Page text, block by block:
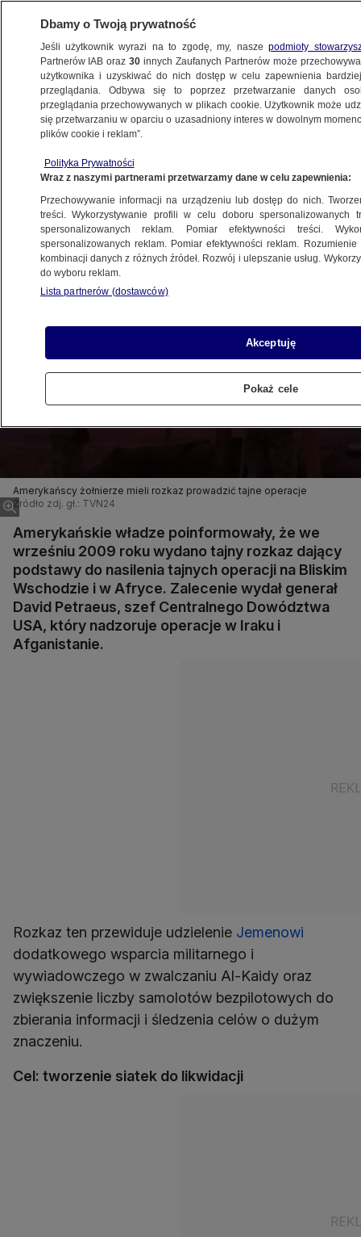
ŚWIAT
w terrorystów
25.05.2010, 12:36
Udostępnij
Amerykańscy żołnierze mieli rozkaz prowadzić tajne operacje
Źródło zdj. gł.: TVN24
Amerykańskie władze poinformowały, że we
wrześniu 2009 roku wydano tajny rozkaz dający
podstawy do nasilenia tajnych operacji na Bliskim
Wschodzie i w Afryce. Zalecenie wydał generał
David Petraeus, szef Centralnego Dowództwa
USA, który nadzoruje operacje w Iraku i
Afganistanie.
Rozkaz ten przewiduje udzielenie Jemenowi
dodatkowego wsparcia militarnego i
wywiadowczego w zwalczaniu Al-Kaidy oraz
zwiększenie liczby samolotów bezpilotowych do
zbierania informacji i śledzenia celów o dużym
znaczeniu.
Cel: tworzenie siatek do likwidacji
Dbamy o Twoją prywatność
Jeśli użytkownik wyrazi na to zgodę, my, naszepodmioty
Partnerów IAB oraz30 innych Zaufanych Partnerów może
użytkownika i uzyskiwać do nich dostęp w celu zapewnienia
przeglądania. Odbywa się to poprzez przetwarzanie danych
przeglądania przechowywanych w plikach cookie. Użytkownik może
się przetwarzaniu w oparciu o uzasadniony interes w dowolnym
plików cookie i reklam”.
Polityka Prywatności
Wraz z naszymi partnerami przetwarzamy dane w celu zapewnienia:
Przechowywanie informacji na urządzeniu lub dostęp do nich.
treści. Wykorzystywanie profili w celu doboru spersonalizowanych
spersonalizowanych reklam. Pomiar efektywności treści.
spersonalizowanych reklam. Pomiar efektywności reklam.
kombinacji danych z różnych źródeł. Rozwój i ulepszanie usług.
do wyboru reklam.
Lista partnerów (dostawców)
Akceptuję
Pokaż cele